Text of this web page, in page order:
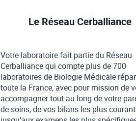
Le Réseau Cerballiance
Votre laboratoire fait partie du Réseau
Cerballiance qui compte plus de 700
laboratoires de Biologie Médicale
toute la France, avec pour mission de
accompagner tout au long de votre
de soins, de vos bilans les plus